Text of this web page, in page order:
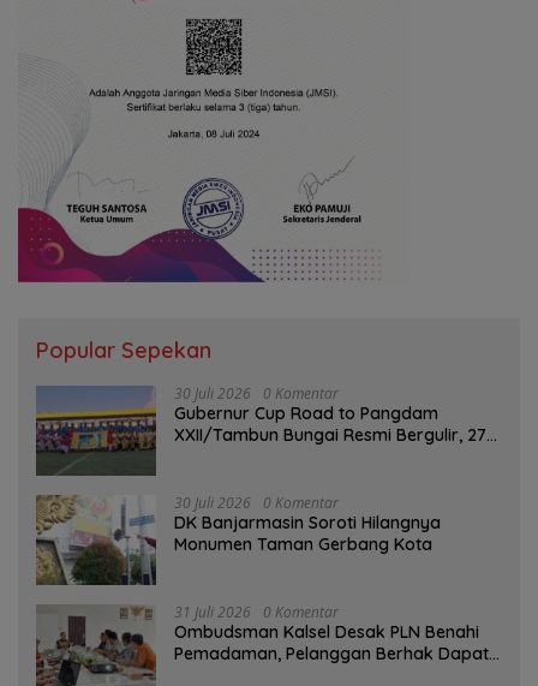
Popular Sepekan
30 Juli 2026 0 Komentar
Gubernur Cup Road to Pangdam
XXII/Tambun Bungai Resmi Bergulir, 27
30 Juli 2026 0 Komentar
DK Banjarmasin Soroti Hilangnya
Monumen Taman Gerbang Kota
31 Juli 2026 0 Komentar
Ombudsman Kalsel Desak PLN Benahi
Pemadaman, Pelanggan Berhak Dapat